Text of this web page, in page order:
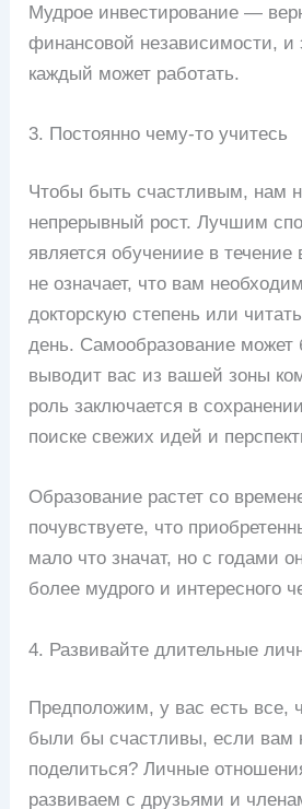
Мудрое инвестирование —
финансовой независимости, и
каждый может работать.
3. Постоянно чему-то учитесь
Чтобы быть счастливым, нам
непрерывный рост. Лучшим
является обучениие в
не означает, что вам
докторскую степень или
день. Самообразование может
выводит вас из вашей зоны
роль заключается в
поиске свежих идей и
Образование растет со
почувствуете, что
мало что значат, но с годами
более мудрого и интересного
4. Развивайте длительные
Предположим, у вас есть все,
были бы счастливы, если вам
поделиться? Личные
развиваем с друзьями и